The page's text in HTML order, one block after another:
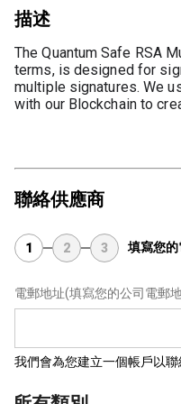
描述
The Quantum Safe RSA
terms, is designed for
multiple signatures. We
with our Blockchain to
聯絡供應商
1 2 3 填寫您
電郵地址(填寫您的公司電郵
我們會為您建立一個帳戶以